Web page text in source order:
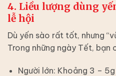
4. Liều lượng dùng
lễ hội
Dù yến sào rất tốt, nhưng
Trong những ngày Tết, bạn
Người lớn: Khoảng 3 –